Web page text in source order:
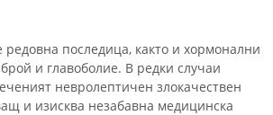
последица, както и хормонални
и главоболие. В редки случаи
невролептичен злокачествен
и изисква незабавна медицинска